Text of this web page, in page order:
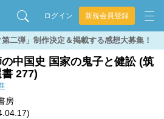
ログイン 新規会員登録
第二弾」制作決定＆掲載する感想大募集！
中国史 国家の鬼子と健訟 (筑
277)
房